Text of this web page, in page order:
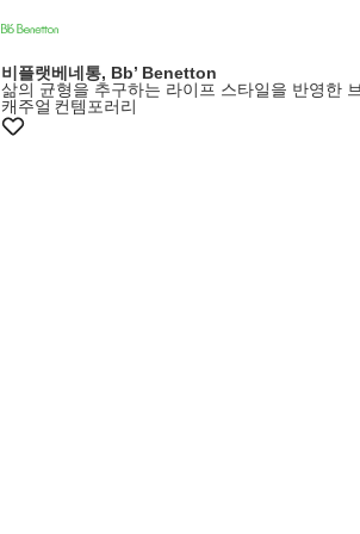
비플랫베네통, Bb’ Benetton
삶의 균형을 추구하는 라이프 스타일을 반영한
캐주얼 컨템포러리